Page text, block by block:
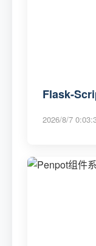
Flask-
2026/8/7